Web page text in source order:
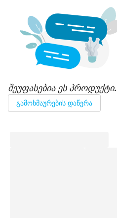
შეუფასებია ეს პროდუქტი.
გამოხმაურების დაწერა